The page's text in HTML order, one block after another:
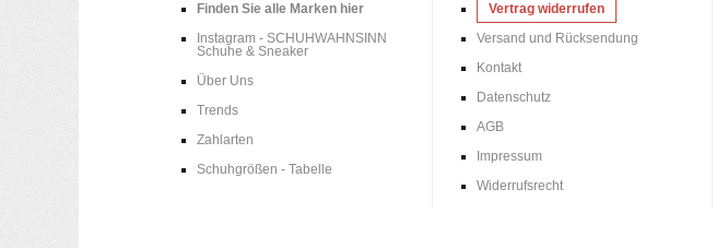
Finden Sie alle Marken hier
Instagram - SCHUHWAHNSINN
Schuhe & Sneaker
Über Uns
Trends
Zahlarten
Schuhgrößen - Tabelle
Vertrag widerrufen
Versand und Rücksendung
Kontakt
Datenschutz
AGB
Impressum
Widerrufsrecht